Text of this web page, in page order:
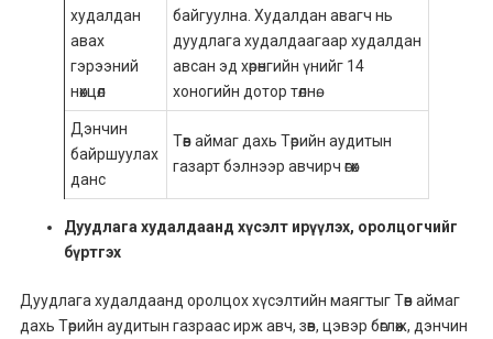
худалдан
авах
гэрээний
нөхцөл
байгуулна. Худалдан авагч нь
дуудлага худалдаагаар худалдан
авсан эд хөрөнгийн үнийг 14
хоногийн дотор төлнө.
Дэнчин
байршуулах
данс
Төв аймаг дахь Төрийн аудитын
газарт бэлнээр авчирч өгөх
Дуудлага худалдаанд хүсэлт ирүүлэх, оролцогчийг
бүртгэх
Дуудлага худалдаанд оролцох хүсэлтийн маягтыг Төв аймаг
дахь Төрийн аудитын газраас ирж авч, зөв, цэвэр бөглөж, дэнчин